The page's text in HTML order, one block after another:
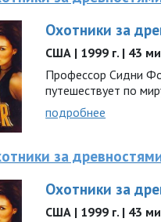
Охотники за
США | 1999 г. | 43
Профессор Сидни
путешествует по
подробнее
за
Охотники за
США | 1999 г. | 43